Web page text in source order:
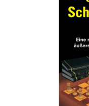
SCHACH-
SCHACH-MERCH
SCHACH GESCHENKE